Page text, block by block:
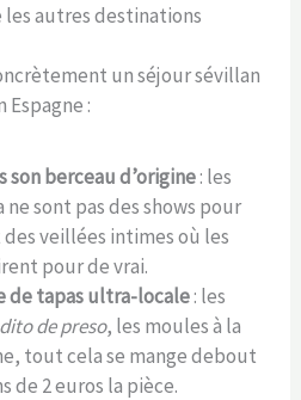
autres destinations
un séjour sévillan
:
son berceau d’origine: les
ne sont pas des shows pour
veillées intimes où les
pour de vrai.
de tapas ultra-locale: les
de preso, les moules à la
tout cela se mange debout
de 2 euros la pièce.